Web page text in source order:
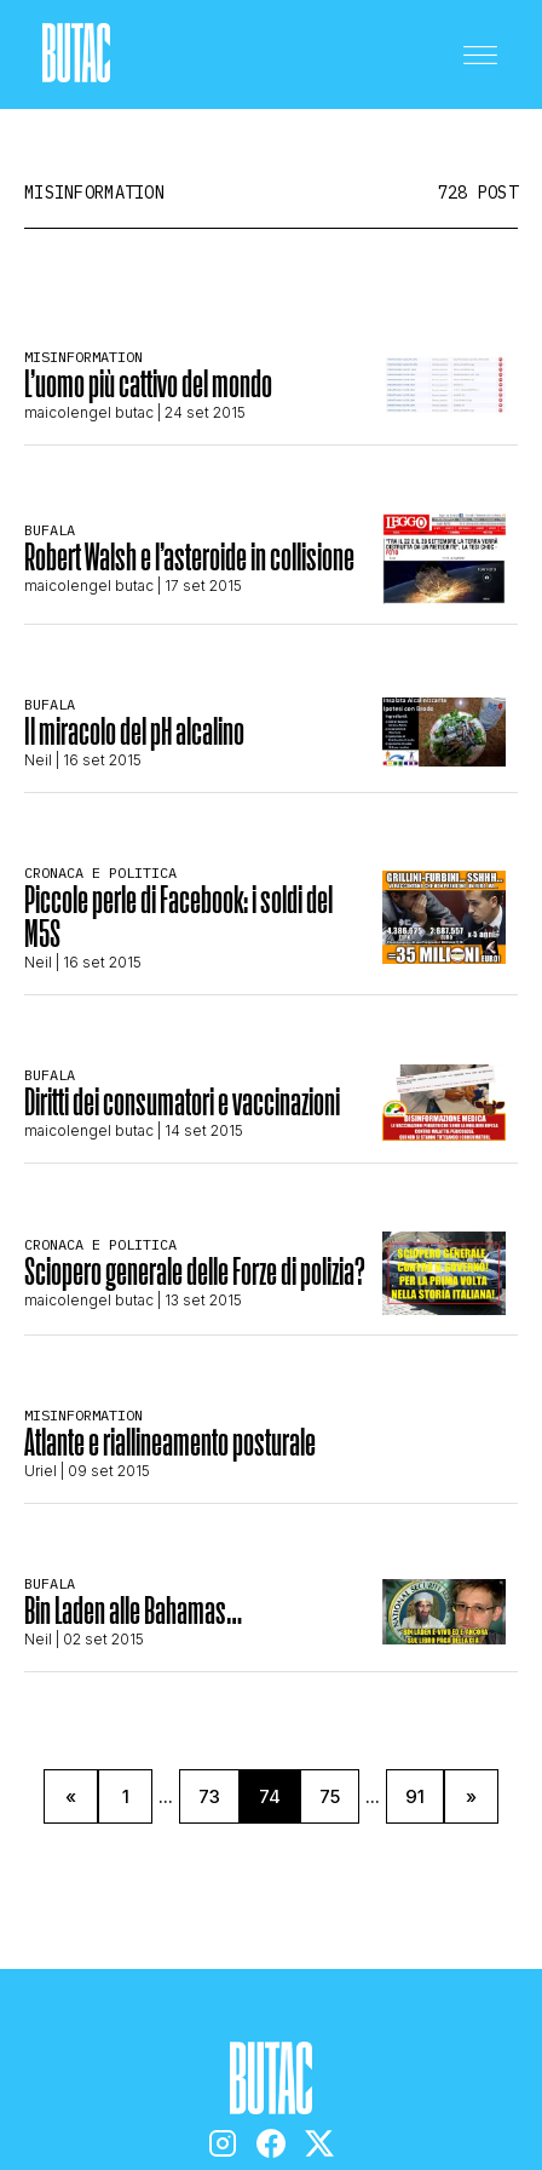
SCIENZA E TECNOLOGIA
STORIA E CITAZIONI
COMPLOTTI, LEGGENDE URBANE ED
EDITORIALI
CLIMA ED ENERGIA
CHI SIAMO
MISINFORMATION 728 POST
MISINFORMATION
L’uomo più cattivo del mondo
maicolengel butac | 24 set 2015
BUFALA
Robert Walsh e l’asteroide in collisione
maicolengel butac | 17 set 2015
BUFALA
Il miracolo del pH alcalino
Neil | 16 set 2015
CRONACA E POLITICA
Piccole perle di Facebook: i soldi del
M5S
Neil | 16 set 2015
BUFALA
Diritti dei consumatori e vaccinazioni
maicolengel butac | 14 set 2015
CRONACA E POLITICA
Sciopero generale delle Forze di polizia?
maicolengel butac | 13 set 2015
MISINFORMATION
Atlante e riallineamento posturale
Uriel | 09 set 2015
BUFALA
Bin Laden alle Bahamas…
Neil | 02 set 2015
« 1 ... 73 74 75 ... 91 »